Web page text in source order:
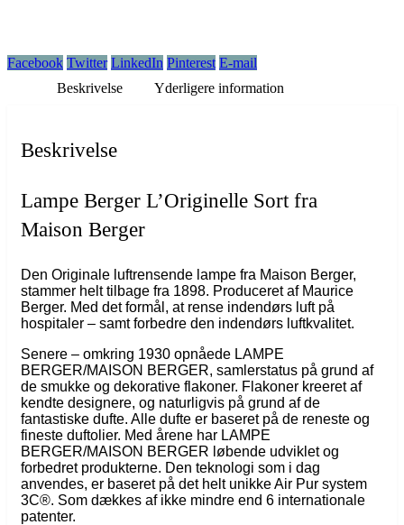
Facebook Twitter LinkedIn Pinterest E-mail
Beskrivelse
Yderligere information
Beskrivelse
Lampe Berger L’Originelle Sort fra
Maison Berger
Den Originale luftrensende lampe fra Maison Berger,
stammer helt tilbage fra 1898. Produceret af Maurice
Berger. Med det formål, at rense indendørs luft på
hospitaler – samt forbedre den indendørs luftkvalitet.
Senere – omkring 1930 opnåede LAMPE
BERGER/MAISON BERGER, samlerstatus på grund af
de smukke og dekorative flakoner. Flakoner kreeret af
kendte designere, og naturligvis på grund af de
fantastiske dufte. Alle dufte er baseret på de reneste og
fineste duftolier. Med årene har LAMPE
BERGER/MAISON BERGER løbende udviklet og
forbedret produkterne. Den teknologi som i dag
anvendes, er baseret på det helt unikke Air Pur system
3C®. Som dækkes af ikke mindre end 6 internationale
patenter.